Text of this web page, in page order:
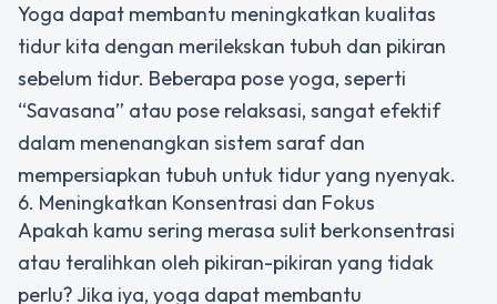
Yoga dapat membantu meningkatkan kualitas
tidur kita dengan merilekskan tubuh dan pikiran
sebelum tidur. Beberapa pose yoga, seperti
“Savasana” atau pose relaksasi, sangat efektif
dalam menenangkan sistem saraf dan
mempersiapkan tubuh untuk tidur yang nyenyak.
6. Meningkatkan Konsentrasi dan Fokus
Apakah kamu sering merasa sulit berkonsentrasi
atau teralihkan oleh pikiran-pikiran yang tidak
perlu? Jika iya, yoga dapat membantu